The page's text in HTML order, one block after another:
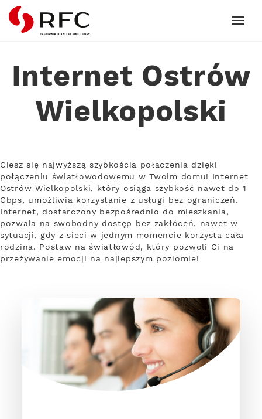
RFC
Internet Ostrów
Wielkopolski
Ciesz się najwyższą szybkością połączenia dzięki
połączeniu światłowodowemu w Twoim domu! Internet
Ostrów Wielkopolski, który osiąga szybkość nawet do 1
Gbps, umożliwia korzystanie z usługi bez ograniczeń.
Internet, dostarczony bezpośrednio do mieszkania,
pozwala na swobodny dostęp bez zakłóceń, nawet w
sytuacji, gdy z sieci w jednym momencie korzysta cała
rodzina. Postaw na światłowód, który pozwoli Ci na
przeżywanie emocji na najlepszym poziomie!